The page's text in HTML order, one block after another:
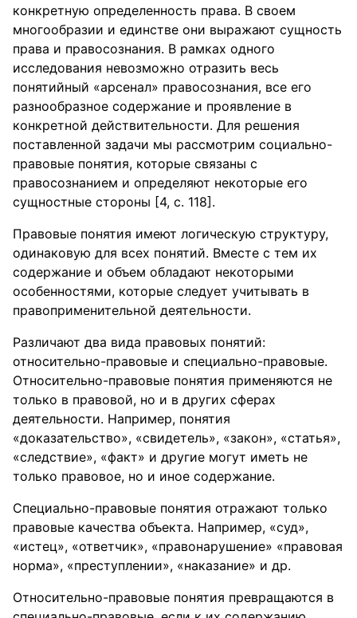
конкретную определенность права. В своем
многообразии и единстве они выражают сущность
права и правосознания. В рамках одного
исследования невозможно отразить весь
понятийный «арсенал» правосознания, все его
разнообразное содержание и проявление в
конкретной действительности. Для решения
поставленной задачи мы рассмотрим социально-
правовые понятия, которые связаны с
правосознанием и определяют некоторые его
сущностные стороны [4, с. 118].
Правовые понятия имеют логическую структуру,
одинаковую для всех понятий. Вместе с тем их
содержание и объем обладают некоторыми
особенностями, которые следует учитывать в
правоприменительной деятельности.
Различают два вида правовых понятий:
относительно-правовые и специально-правовые.
Относительно-правовые понятия применяются не
только в правовой, но и в других сферах
деятельности. Например, понятия
«доказательство», «свидетель», «закон», «статья»,
«следствие», «факт» и другие могут иметь не
только правовое, но и иное содержание.
Специально-правовые понятия отражают только
правовые качества объекта. Например, «суд»,
«истец», «ответчик», «правонарушение» «правовая
норма», «преступлении», «наказание» и др.
Относительно-правовые понятия превращаются в